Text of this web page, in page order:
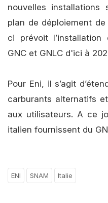
nouvelles installations
plan de déploiement
ci prévoit
GNC et GNLC d'ici à
Pour Eni, il s’agit
carburants alternatifs
aux utilisateurs. A ce
italien fournissent du
ENI SNAM Italie